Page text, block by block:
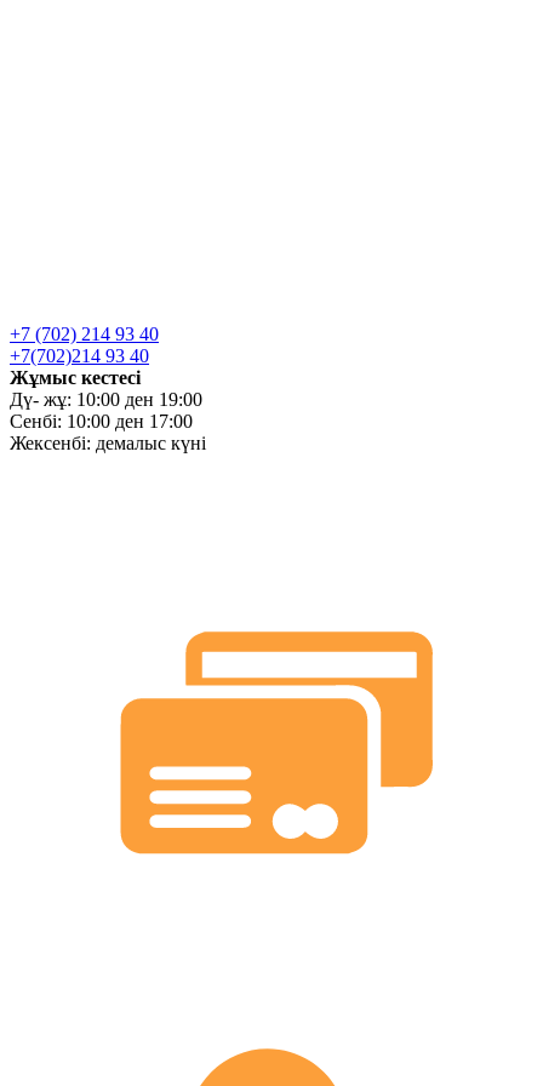
+7 (702) 214 93 40
+7(702)214 93 40
Жұмыс кестесі
Дү- жұ: 10:00 ден 19:00
Сенбі: 10:00 ден 17:00
Жексенбі: демалыс күні